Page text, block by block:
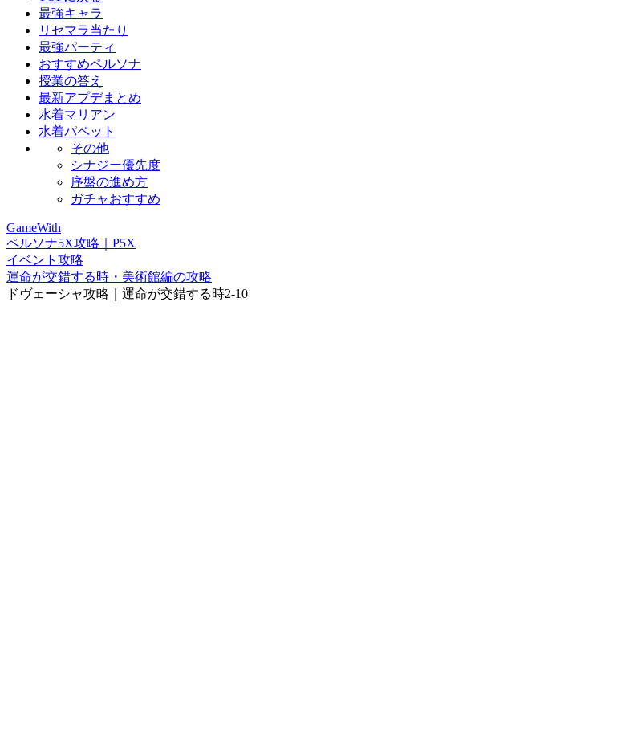
最強キャラ
リセマラ当たり
最強パーティ
おすすめペルソナ
授業の答え
最新アプデまとめ
水着マリアン
水着パペット
その他
シナジー優先度
序盤の進め方
ガチャおすすめ
GameWith
ペルソナ5X攻略｜P5X
イベント攻略
運命が交錯する時・美術館編の攻略
ドヴェーシャ攻略｜運命が交錯する時2-10